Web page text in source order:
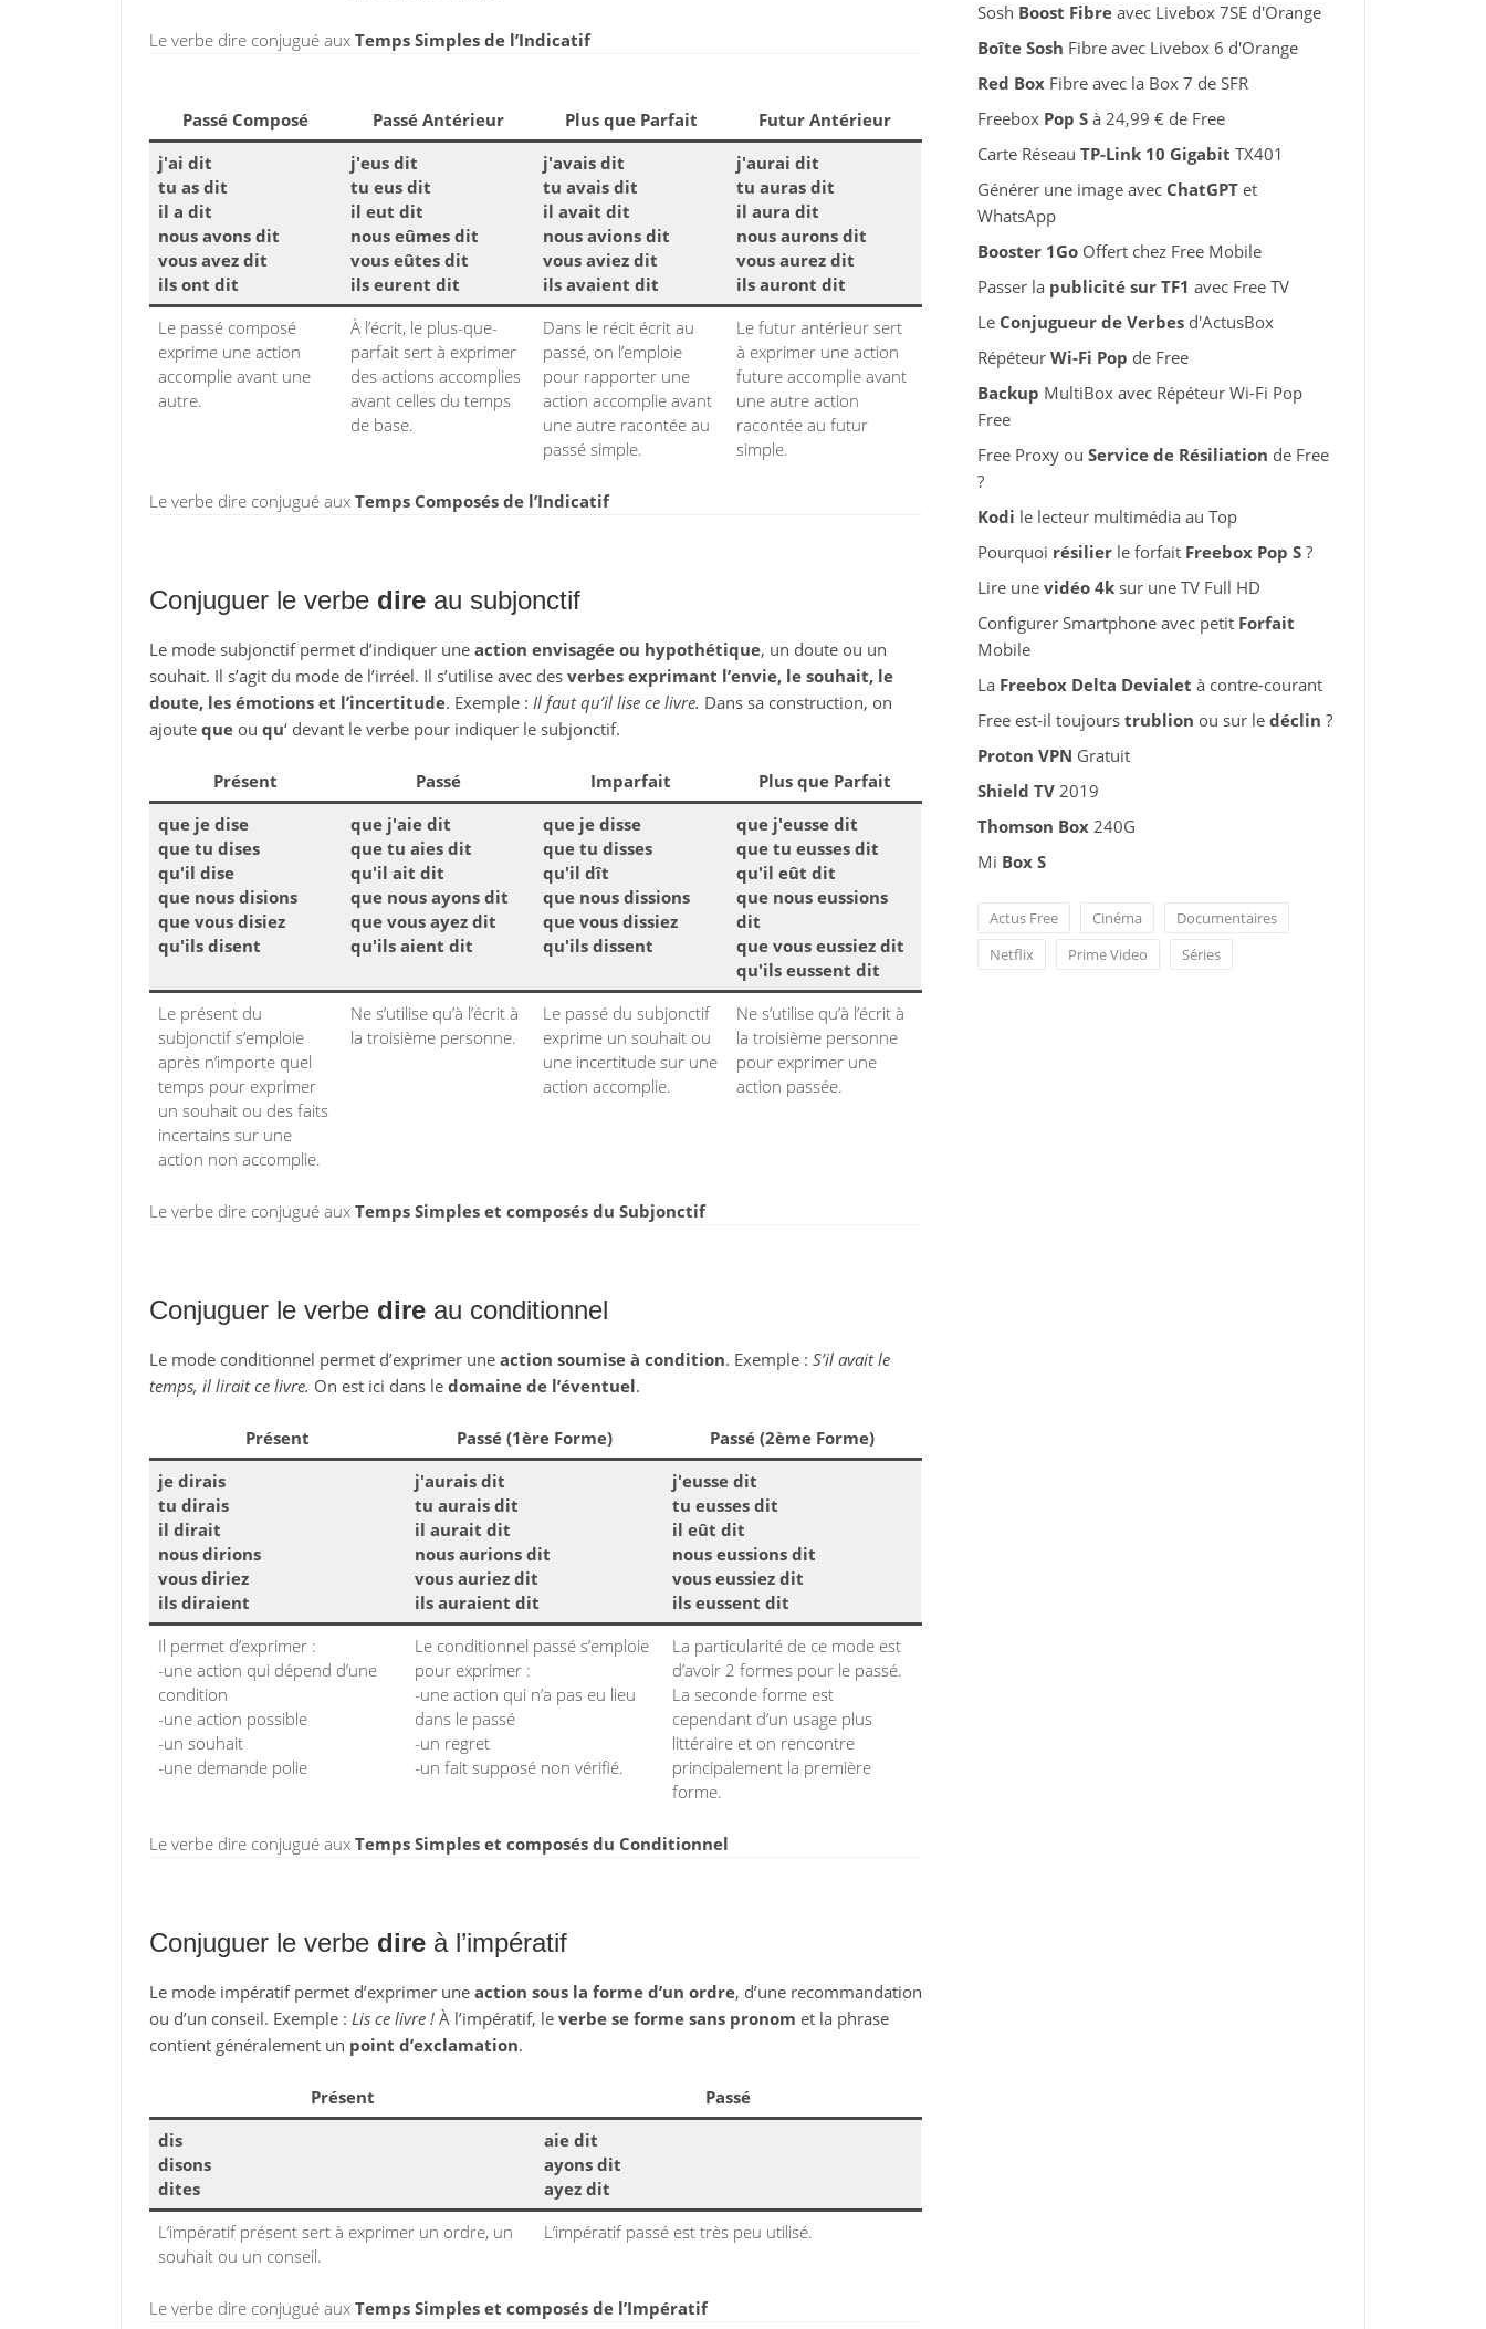
Le verbe dire conjugué aux Temps Simples de l’Indicatif
Passé Composé Passé Antérieur Plus que Parfait
Futur Antérieur
j'ai dit
tu as dit
il a dit
nous avons dit
vous avez dit
ils ont dit
j'eus dit
tu eus dit
il eut dit
nous eûmes dit
vous eûtes dit
ils eurent dit
j'avais dit
tu avais dit
il avait dit
nous avions dit
vous aviez dit
ils avaient dit
j'aurai dit
tu auras dit
il aura dit
nous aurons dit
vous aurez dit
ils auront dit
Le passé composé
exprime une action
accomplie avant une
autre.
À l’écrit, le plus-que-
parfait sert à exprimer
des actions accomplies
avant celles du temps
de base.
Dans le récit écrit au
passé, on l’emploie
pour rapporter une
action accomplie avant
une autre racontée au
passé simple.
Le futur antérieur sert
à exprimer une action
future accomplie avant
une autre action
racontée au futur
simple.
Le verbe dire conjugué aux Temps Composés de l’Indicatif
Conjuguer le verbe direau subjonctif
Le mode subjonctif permet d’indiquer une action envisagée ou hypothétique, un doute ou un
souhait. Il s’agit du mode de l’irréel. Il s’utilise avec des verbes exprimant l’envie, le souhait, le
doute, les émotions et l’incertitude. Exemple : Il faut qu’il lise ce livre. Dans sa construction, on
ajoute queou qu‘ devant le verbe pour indiquer le subjonctif.
Présent Passé Imparfait
Plus que Parfait
que je dise
que tu dises
qu'il dise
que nous disions
que vous disiez
qu'ils disent
que j'aie dit
que tu aies dit
qu'il ait dit
que nous ayons dit
que vous ayez dit
qu'ils aient dit
que je disse
que tu disses
qu'il dît
que nous dissions
que vous dissiez
qu'ils dissent
que j'eusse dit
que tu eusses dit
qu'il eût dit
que nous eussions
dit
que vous eussiez dit
qu'ils eussent dit
Le présent du
subjonctif s’emploie
après n’importe quel
temps pour exprimer
un souhait ou des faits
incertains sur une
action non accomplie.
Ne s’utilise qu’à l’écrit à
la troisième personne.
Le passé du subjonctif
exprime un souhait ou
une incertitude sur une
action accomplie.
Ne s’utilise qu’à l’écrit à
la troisième personne
pour exprimer une
action passée.
Le verbe dire conjugué aux Temps Simples et composés du Subjonctif
Conjuguer le verbe direau conditionnel
Le mode conditionnel permet d’exprimer une action soumise à condition. Exemple : S’il avait le
temps, il lirait ce livre. On est ici dans le domaine de l’éventuel.
Présent Passé (1ère Forme)
Passé (2ème Forme)
je dirais
tu dirais
il dirait
nous dirions
vous diriez
ils diraient
j'aurais dit
tu aurais dit
il aurait dit
nous aurions dit
vous auriez dit
ils auraient dit
j'eusse dit
tu eusses dit
il eût dit
nous eussions dit
vous eussiez dit
ils eussent dit
Il permet d’exprimer :
-une action qui dépend d’une
condition
-une action possible
-un souhait
-une demande polie
Le conditionnel passé s’emploie
pour exprimer :
-une action qui n’a pas eu lieu
dans le passé
-un regret
-un fait supposé non vérifié.
La particularité de ce mode est
d’avoir 2 formes pour le passé.
La seconde forme est
cependant d’un usage plus
littéraire et on rencontre
principalement la première
forme.
Le verbe dire conjugué aux Temps Simples et composés du Conditionnel
Conjuguer le verbe direà l’impératif
Le mode impératif permet d’exprimer une action sous la forme d’un ordre, d’une recommandation
ou d’un conseil. Exemple : Lis ce livre !À l’impératif, le verbe se forme sans pronom et la phrase
contient généralement un point d’exclamation.
Présent
Passé
dis
disons
dites
aie dit
ayons dit
ayez dit
L’impératif présent sert à exprimer un ordre, un
souhait ou un conseil.
L’impératif passé est très peu utilisé.
Le verbe dire conjugué aux Temps Simples et composés de l’Impératif
Sosh Boost Fibreavec Livebox 7SE d'Orange
Boîte Sosh Fibre avec Livebox 6 d'Orange
Red BoxFibre avec la Box 7 de SFR
Freebox Pop Sà 24,99 € de Free
Carte Réseau TP-Link 10 Gigabit TX401
Générer une image avec ChatGPTet
WhatsApp
Booster 1GoOffert chez Free Mobile
Passer la publicité sur TF1 avec Free TV
Le Conjugueur de Verbesd'ActusBox
Répéteur Wi-Fi Pop de Free
Backup MultiBox avec Répéteur Wi-Fi Pop
Free
Free Proxy ou Service de Résiliation de Free
?
Kodi le lecteur multimédia au Top
Pourquoi résilierle forfait Freebox Pop S?
Lire une vidéo 4ksur une TV Full HD
Configurer Smartphone avec petit Forfait
Mobile
La Freebox Delta Devialet à contre-courant
Free est-il toujours trublion ou sur le déclin ?
Proton VPN Gratuit
Shield TV2019
Thomson Box240G
Mi Box S
Actus Free Cinéma
Documentaires
Netflix
Prime Video Séries